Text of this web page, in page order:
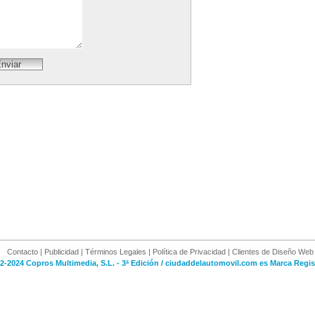
Contacto | Publicidad | Términos Legales | Política de Privacidad | Clientes de Diseño Web
2024 Copros Multimedia, S.L. - 3ª Edición / ciudaddelautomovil.com es Marca